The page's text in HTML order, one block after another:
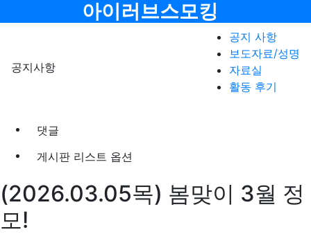
아이러브스모킹
공지사항
공지 사항
보도자료/성명
자료실
활동 후기
댓글
게시판 리스트 옵션
(2026.03.05목) 봄맞이 3월 정
모!